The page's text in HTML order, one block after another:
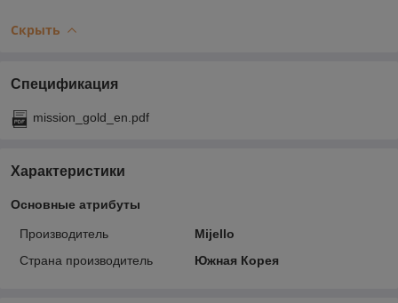
Скрыть
Спецификация
mission_gold_en.pdf
Характеристики
Основные атрибуты
Производитель
Mijello
Страна производитель
Южная Корея